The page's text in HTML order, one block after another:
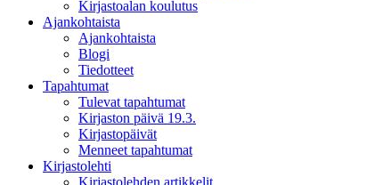
Kirjastoalan koulutus
Ajankohtaista
Ajankohtaista
Blogi
Tiedotteet
Tapahtumat
Tulevat tapahtumat
Kirjaston päivä 19.3.
Kirjastopäivät
Menneet tapahtumat
Kirjastolehti
Kirjastolehden artikkelit